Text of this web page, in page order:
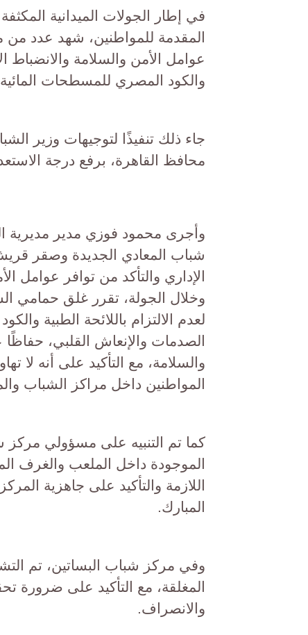
في إطار الجولات الميدانية
المقدمة للمواطنين، شهد عدد من
عوامل الأمن والسلامة والانضباط
والكود المصري للمسطحات
جاء ذلك تنفيذًا لتوجيهات وزير
محافظ القاهرة، برفع درجة
وأجرى محمود فوزي مدير مديرية
الإداري والتأكد من توافر عوامل
وخلال الجولة، تقرر غلق حمامي
لعدم الالتزام باللائحة الطبية
الصدمات والإنعاش القلبي، حفاظًا
والسلامة، مع التأكيد على أنه لا
المواطنين داخل مراكز الشباب
كما تم التنبيه على مسؤولي مركز
الموجودة داخل الملعب والغرف
اللازمة والتأكيد على جاهزية
المبارك.
وفي مركز شباب البساتين، تم
المغلقة، مع التأكيد على ضرورة
والانصراف.